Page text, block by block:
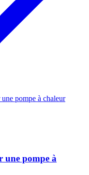
une pompe à